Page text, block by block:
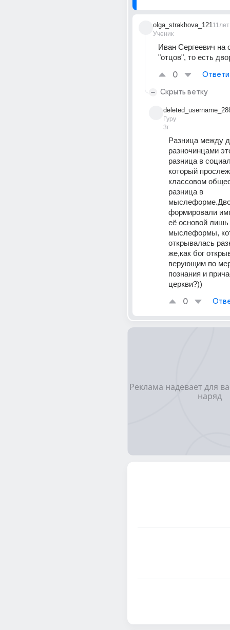
olga_strakhova_121
Ученик
11лет
Иван Сергеевич на
"отцов", то есть
0
Скрыть ветку
Гуру
3г
Разница между
разночинцами
разница в
который
классовом
разница в
формировали
её основой лишь
мыслеформы,
открывалась
же,как бог
верующим по
познания и
церкви?))
0